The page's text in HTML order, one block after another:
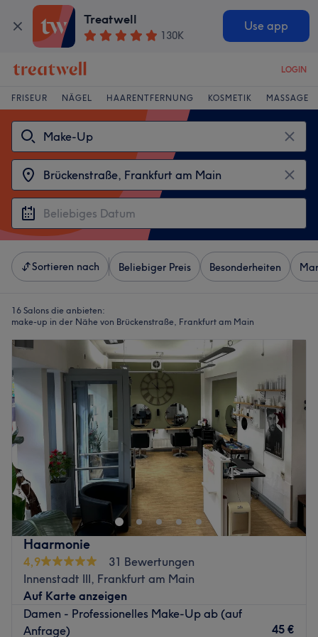
Treatwell
130K
Use app
LOGIN
FRISEUR NÄGEL HAARENTFERNUNG KOSMETIK MASSAGE
Sortieren nach Beliebiger Preis Besonderheiten
16 Salons die anbieten:
make-up in der Nähe von Brückenstraße, Frankfurt am Main
Haarmonie
4,9
31 Bewertungen
Innenstadt III, Frankfurt am Main
Auf Karte anzeigen
Damen - Professionelles Make-Up ab (auf
Anfrage)
45 €